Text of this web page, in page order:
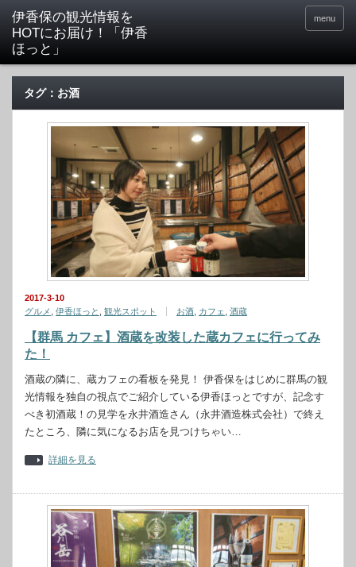
menu
タグ：お酒
2017-3-10
グルメ
伊香ほっと 観光スポット お酒 カフェ 酒蔵
【群馬 カフェ】酒蔵を改装した蔵カフェに行ってみ
た！
酒蔵の隣に、蔵カフェの看板を発見！ 伊香保をはじめに群馬の観
光情報を独自の視点でご紹介している伊香ほっとですが、記念す
べき初酒蔵！の見学を永井酒造さん（永井酒造株式会社）で終え
たところ、隣に気になるお店を見つけちゃい…
詳細を見る